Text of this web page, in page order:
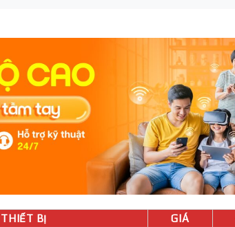
THIẾT BỊ GIÁ